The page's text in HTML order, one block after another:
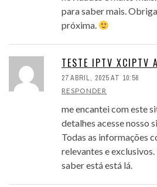
para saber mais.
próxima.
TESTE IPTV XCIPTV
27 ABRIL, 2025 AT 10:56
RESPONDER
me encantei com este
detalhes acesse nosso
Todas as informações
relevantes e
saber está está lá.